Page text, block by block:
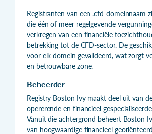
Registranten van een .cfd-domeinnaam
die één of meer regelgevende
verkregen van een financiële
betrekking tot de CFD-sector. De
voor elk domein gevalideerd, wat zorgt
en betrouwbare zone.
Beheerder
Registry Boston Ivy maakt deel uit van
opererende en financieel
Vanuit die achtergrond beheert Boston
van hoogwaardige financieel